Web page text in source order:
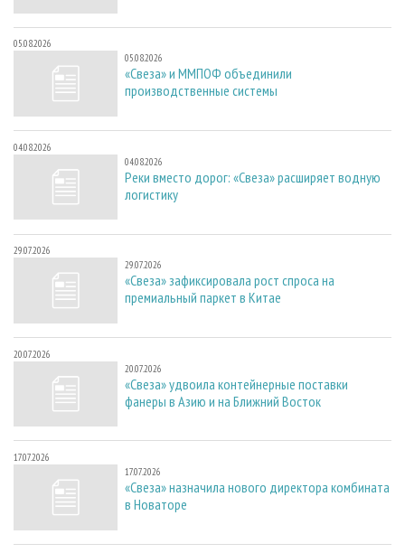
05.08.2026
05.08.2026
«Свеза» и ММПОФ объединили
производственные системы
04.08.2026
04.08.2026
Реки вместо дорог: «Свеза» расширяет водную
логистику
29.07.2026
29.07.2026
«Свеза» зафиксировала рост спроса на
премиальный паркет в Китае
20.07.2026
20.07.2026
«Свеза» удвоила контейнерные поставки
фанеры в Азию и на Ближний Восток
17.07.2026
17.07.2026
«Свеза» назначила нового директора комбината
в Новаторе